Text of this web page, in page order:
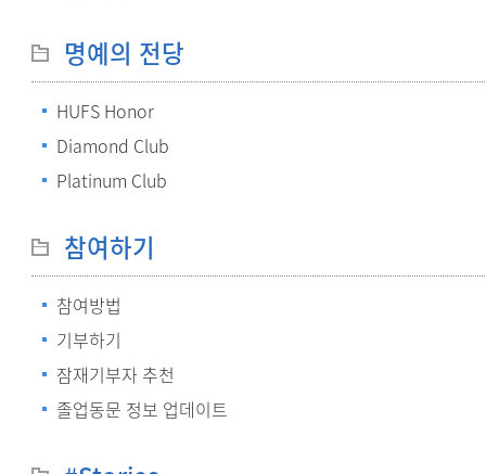
명예의 전당
HUFS Honor
Diamond Club
Platinum Club
참여하기
참여방법
기부하기
잠재기부자 추천
졸업동문 정보 업데이트